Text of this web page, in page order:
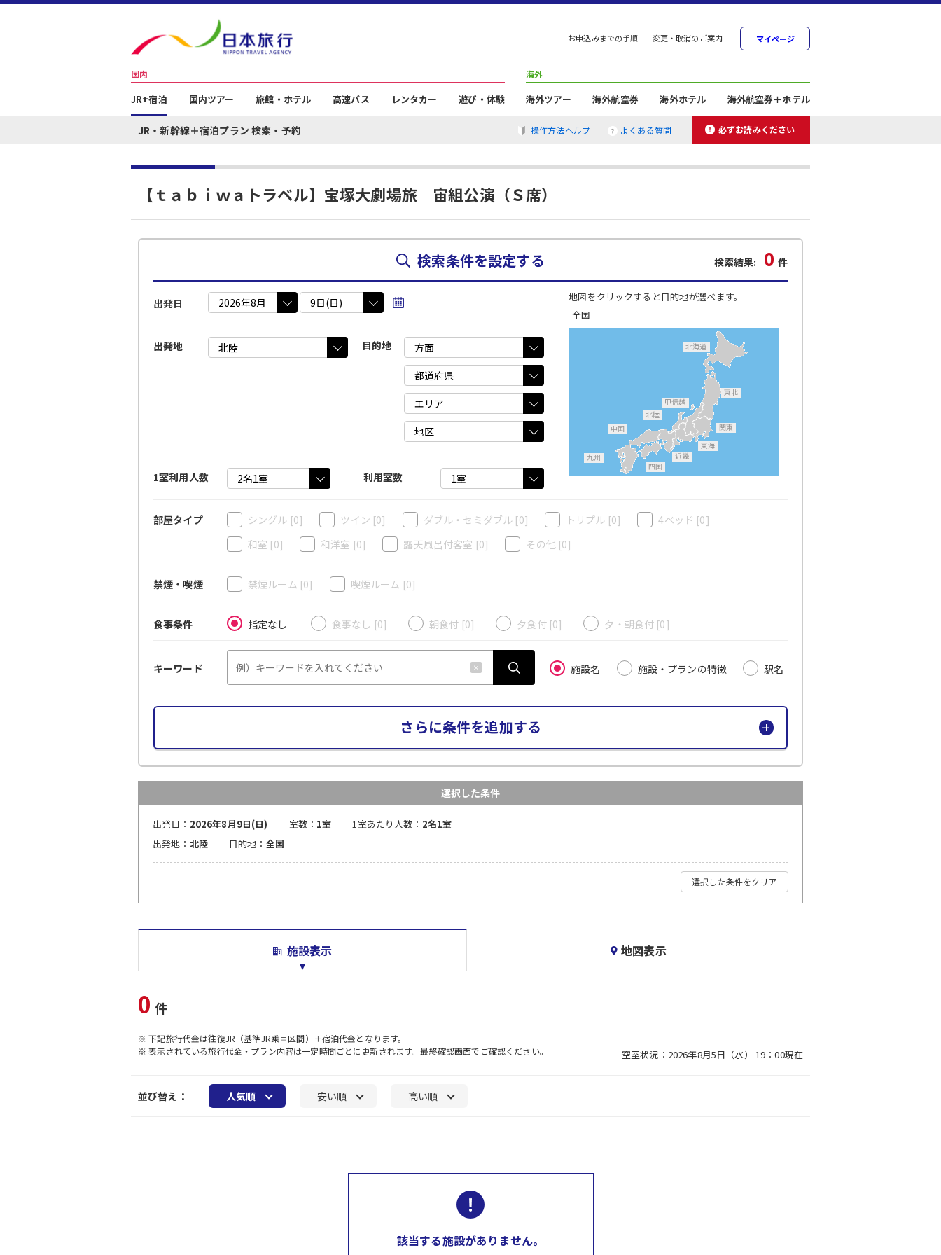
お申込みまでの手順 変更・取消のご案内 マイページ
国内
JR+宿泊 国内ツアー 旅館・ホテル 高速バス レンタカー 遊び・体験
海外
海外ツアー 海外航空券 海外ホテル 海外航空券＋ホテル
JR・新幹線＋宿泊プラン 検索・予約 操作方法ヘルプ よくある質問 必ずお読みください
【ｔａｂｉｗａトラベル】宝塚大劇場旅 宙組公演（Ｓ席）
検索条件を設定する 検索結果: 0 件
出発日
出発地 目的地
1室利用人数 利用室数
地図をクリックすると目的地が選べます。
全国
九州
北海道
東北
関東
甲信越
東海
北陸
近畿
中国
四国
部屋タイプ シングル [0] ツイン [0] ダブル・セミダブル [0] トリプル [0] 4ベッド [0]
和室 [0] 和洋室 [0] 露天風呂付客室 [0] その他[0]
禁煙・喫煙 禁煙ルーム [0] 喫煙ルーム [0]
食事条件 指定なし 食事なし [0] 朝食付 [0] 夕食付 [0] 夕・朝食付 [0]
キーワード 施設名 施設・プランの特徴 駅名
さらに条件を追加する
選択した条件
出発日： 2026年8月9日(日) 室数： 1室 1室あたり人数： 2名1室
出発地： 北陸 目的地： 全国
選択した条件をクリア
施設表示 地図表示
0 件
※ 下記旅行代金は往復JR（基準JR乗車区間）＋宿泊代金となります。
※ 表示されている旅行代金・プラン内容は一定時間ごとに更新されます。最終確認画面でご確認ください。
空室状況：2026年8月5日（水） 19：00現在
並び替え： 人気順 安い順 高い順
該当する施設がありません。